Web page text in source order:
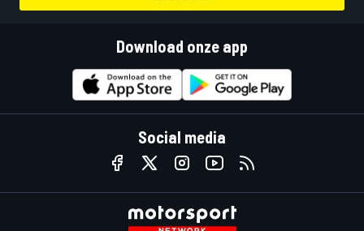
Download onze app
Social media